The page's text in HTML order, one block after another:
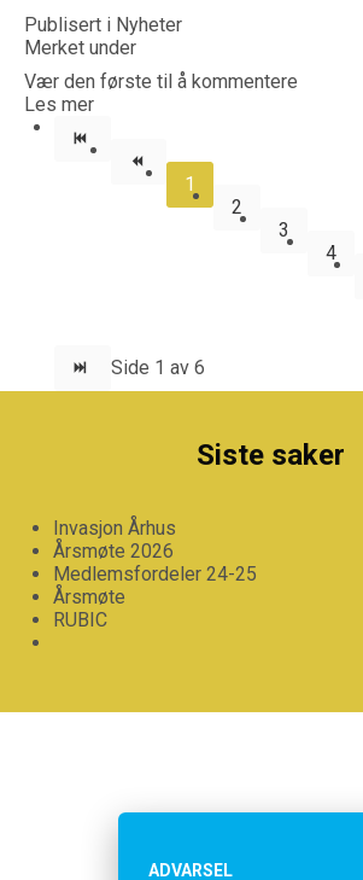
ADVARSEL
Publisert i Nyheter
Merket under
Vær den første til å kommentere
Les mer
1
2
3
4
Side 1 av 6
Siste saker
Invasjon Århus
Årsmøte 2026
Medlemsfordeler 24-25
Årsmøte
RUBIC